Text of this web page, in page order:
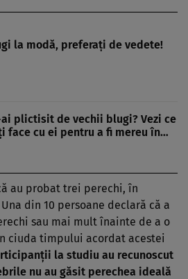
la modă, preferaţi de vedete!
plictisit de vechii blugi? Vezi ce
face cu ei pentru a fi mereu în…
au probat trei perechi, în
din 10 persoane declară că a
sau mai mult înainte de a o
ciuda timpului acordat acestei
la studiu au recunoscut
nu au găsit perechea ideală